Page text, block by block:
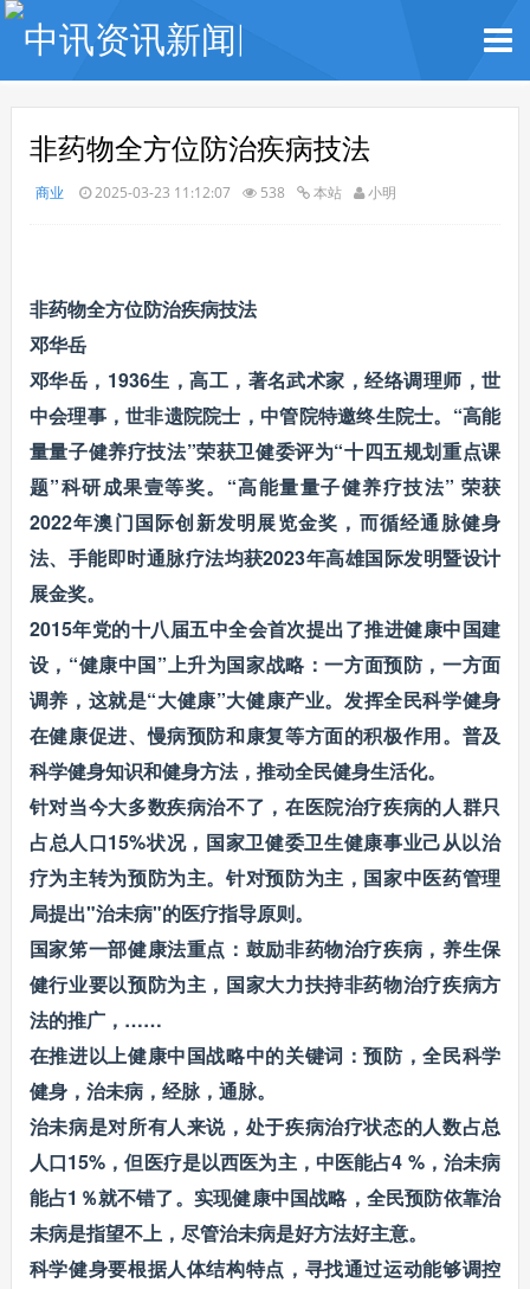
非药物全方位防治疾病技法
商业 2025-03-23 11:12:07 538 本站 小明
非药物全方位防治疾病技法
邓华岳
邓华岳，1936生，高工，著名武术家，经络调理师，世
中会理事，世非遗院院士，中管院特邀终生院士。“高能
量量子健养疗技法”荣获卫健委评为“十四五规划重点课
题”科研成果壹等奖。“高能量量子健养疗技法” 荣获
2022年澳门国际创新发明展览金奖，而循经通脉健身
法、手能即时通脉疗法均获2023年高雄国际发明暨设计
展金奖。
2015年党的十八届五中全会首次提出了推进健康中国建
设，“健康中国”上升为国家战略：一方面预防，一方面
调养，这就是“大健康”大健康产业。发挥全民科学健身
在健康促进、慢病预防和康复等方面的积极作用。普及
科学健身知识和健身方法，推动全民健身生活化。
针对当今大多数疾病治不了，在医院治疗疾病的人群只
占总人口15%状况，国家卫健委卫生健康事业己从以治
疗为主转为预防为主。针对预防为主，国家中医药管理
局提出"治未病"的医疗指导原则。
国家笫一部健康法重点：鼓励非药物治疗疾病，养生保
健行业要以预防为主，国家大力扶持非药物治疗疾病方
法的推广，……
在推进以上健康中国战略中的关键词：预防，全民科学
健身，治未病，经脉，通脉。
治未病是对所有人来说，处于疾病治疗状态的人数占总
人口15%，但医疗是以西医为主，中医能占4 %，治未病
能占1％就不错了。实现健康中国战略，全民预防依靠治
未病是指望不上，尽管治未病是好方法好主意。
科学健身要根据人体结构特点，寻找通过运动能够调控